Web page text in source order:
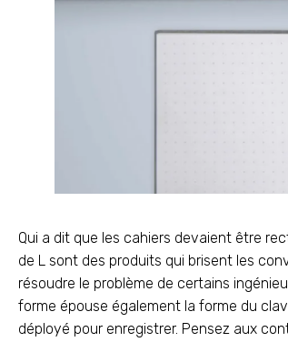
Qui a dit que les cahiers devaient être
de L sont des produits qui brisent les
résoudre le problème de certains
forme épouse également la forme du
déployé pour enregistrer. Pensez aux